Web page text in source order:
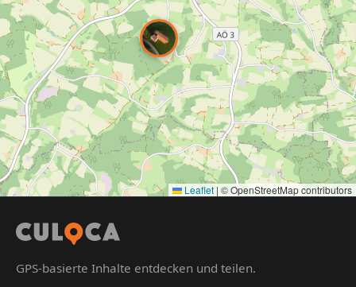
Leaflet | © OpenStreetMap contributors
GPS-basierte Inhalte entdecken und teilen.